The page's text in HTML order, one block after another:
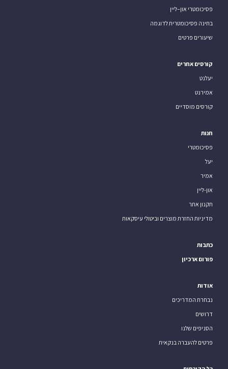
פסיכומטרי און–ליין
בחינה פסיכומטרית לדוגמה
שיעורים פרטים
קורסים אחרים
יעלנט
אמירנט
קורסים מוסדיים
חנות
פסיכומטרי
יעל
אמיר
און-ליין
תקנון אתר
מדיניות החזרת מוצרים וביטולי עיסקאות
כתבות
פורום ארכיון
אודות
נבחרת המדריכים
דרושים
הסניפים שלנו
פרטים להעברה בנקאית